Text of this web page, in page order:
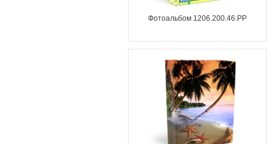
Фотоальбом 1206.200.46.PP